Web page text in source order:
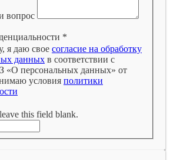
вопрос
*
я даю свое согласие на обработку
данных в соответствии с
«О персональных данных» от
условия политики
this field blank.